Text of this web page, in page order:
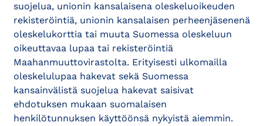
suojelua, unionin kansalaisena oleskeluoikeuden
rekisteröintiä, unionin kansalaisen perheenjäsenenä
oleskelukorttia tai muuta Suomessa oleskeluun
oikeuttavaa lupaa tai rekisteröintiä
Maahanmuuttovirastolta. Erityisesti ulkomailla
oleskelulupaa hakevat sekä Suomessa
kansainvälistä suojelua hakevat saisivat
ehdotuksen mukaan suomalaisen
henkilötunnuksen käyttöönsä nykyistä aiemmin.